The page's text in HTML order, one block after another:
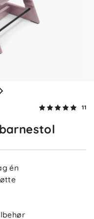
11
én
1 måned siden